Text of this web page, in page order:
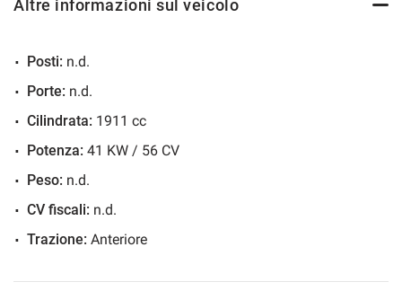
Altre informazioni sul veicolo
Posti: n.d.
Porte: n.d.
Cilindrata: 1911 cc
Potenza: 41 KW / 56 CV
Peso: n.d.
CV fiscali: n.d.
Trazione: Anteriore
impostazioni